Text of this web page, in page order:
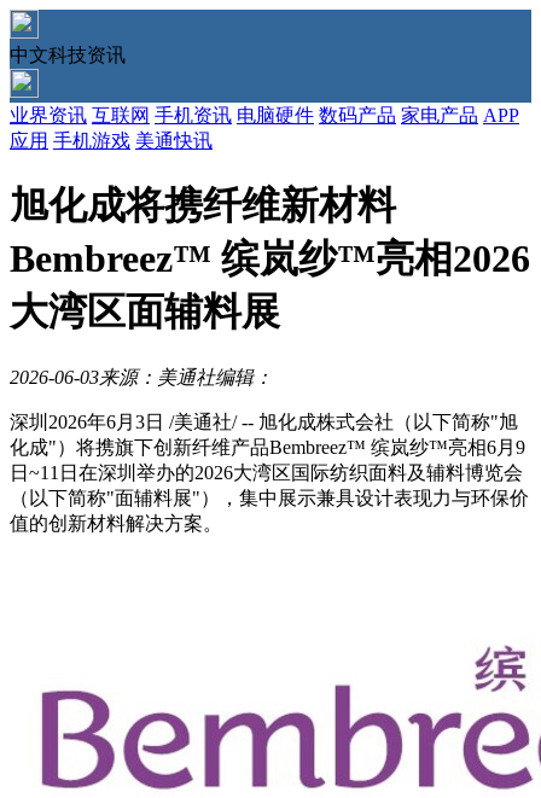
中文科技资讯
业界资讯 互联网 手机资讯 电脑硬件 数码产品 家电产品 APP
应用 手机游戏 美通快讯
旭化成将携纤维新材料
Bembreez™ 缤岚纱™亮相2026
大湾区面辅料展
2026-06-03来源：美通社编辑：
深圳 2026年6月3日 /美通社/ -- 旭化成株式会社（以下简称"旭
化成"）将携旗下创新纤维产品Bembreez™ 缤岚纱™亮相6月9
日~11日在深圳举办的2026大湾区国际纺织面料及辅料博览会
（以下简称"面辅料展"），集中展示兼具设计表现力与环保价
值的创新材料解决方案。